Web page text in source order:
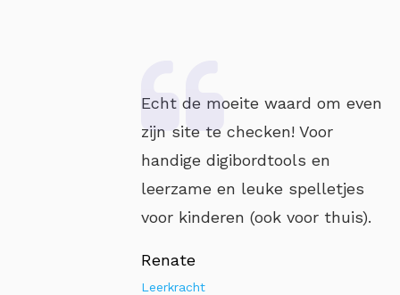
Echt de moeite waard om even
zijn site te checken! Voor
handige digibordtools en
leerzame en leuke spelletjes
voor kinderen (ook voor thuis).
Renate
Leerkracht